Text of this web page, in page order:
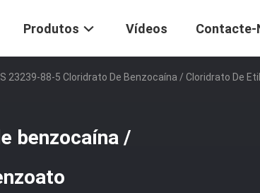
Produtos Vídeos Contacte-
23239-88-5 Cloridrato De Benzocaína / Cloridrato De
benzocaína /